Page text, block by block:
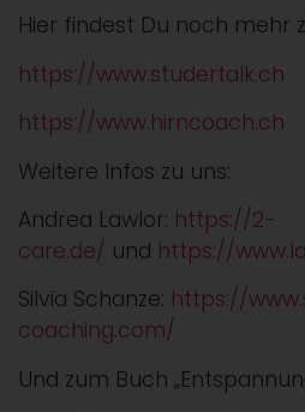
Hier findest Du noch mehr
https://www.studertalk.ch
https://www.hirncoach.ch
Weitere Infos zu uns:
Andrea Lawlor: https://2-
care.de/ und https://
Silvia Schanze: https://
coaching.com/
Und zum Buch